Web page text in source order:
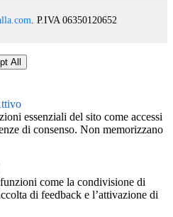
. P.IVA 06350120652
All
essenziali del sito come accessi
di consenso. Non memorizzano
come la condivisione di
di feedback e l’attivazione di